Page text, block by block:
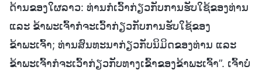
ດ້ານຂອງໃຜລາວ: ທ່ານກໍເວົ້າກ່ຽວກັບການຮັບໃຊ້ຂອງທ່ານ
ແລະ ຂ້າພະເຈົ້າກໍຈະເວົ້າກ່ຽວກັບການຮັບໃຊ້ຂອງ
ຂ້າພະເຈົ້າ; ທ່ານສົນທະນາກ່ຽວກັບນິມິດຂອງທ່ານ ແລະ
ຂ້າພະເຈົ້າກໍຈະເວົ້າກ່ຽວກັບທາງເຂົ້າຂອງຂ້າພະເຈົ້າ”. ເຈົ້າບໍ່